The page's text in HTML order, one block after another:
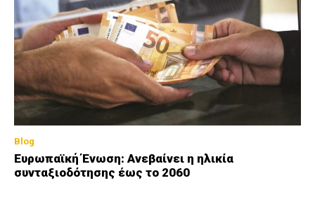
Blog
Ευρωπαϊκή Ένωση: Ανεβαίνει η ηλικία
συνταξιοδότησης έως το 2060